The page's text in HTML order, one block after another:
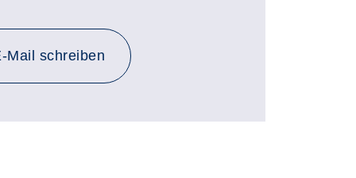
Mail an j.krueger@kvhs-abi.de
schreiben